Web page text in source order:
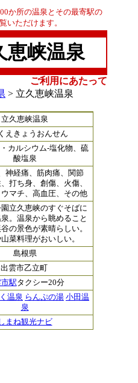
か所の温泉とその最寄駅の
いただけます。
恵峡温泉
ご利用にあたって
> 立久恵峡温泉
立久恵峡温泉
えきょうおんせん
カルシウム-塩化物、硫
酸塩泉
神経痛、筋肉痛、関節
打ち身、創傷、火傷、
マチ、高血圧、その他
立久恵峡のすぐそばに
。温泉から眺めること
の景色が素晴らしい。
菜料理がおいしい。
島根県
出雲市乙立町
駅タクシー20分
温泉 らんぷの湯 小田温
泉
まね観光ナビ